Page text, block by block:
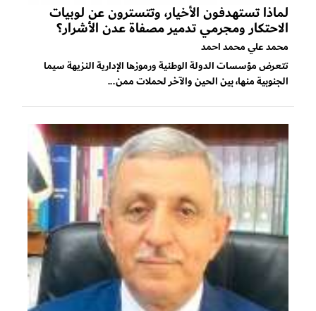
لماذا تستهدفون الأخيار، وتتسترون عن لوبيات
الاحتكار ومجرمي تدمير مصفاة عدن الأشرار؟
محمد علي محمد احمد
تتعرض مؤسسات الدولة الوطنية ورموزها الإدارية النزيهة سيما
الجنوبية منها، بين الحين والآخر لحملات ممن...